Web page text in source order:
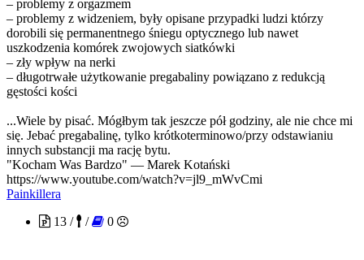
– problemy z orgazmem
– problemy z widzeniem, były opisane przypadki ludzi którzy
dorobili się permanentnego śniegu optycznego lub nawet
uszkodzenia komórek zwojowych siatkówki
– zły wpływ na nerki
– długotrwałe użytkowanie pregabaliny powiązano z redukcją
gęstości kości
...Wiele by pisać. Mógłbym tak jeszcze pół godziny, ale nie chce mi
się. Jebać pregabalinę, tylko krótkoterminowo/przy odstawianiu
innych substancji ma rację bytu.
"Kocham Was Bardzo" — Marek Kotański
https://www.youtube.com/watch?v=jl9_mWvCmi
Painkillera
13 /
/ 0